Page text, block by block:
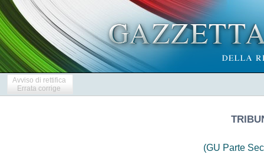
Avviso di rettifica
Errata corrige
(GU Parte